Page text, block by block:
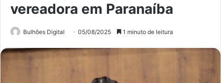
vereadora em Paranaíba
Bulhões Digital 05/08/2025 1 minuto de leitura